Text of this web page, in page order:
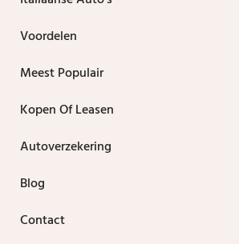
Voordelen
Meest Populair
Kopen Of Leasen
Autoverzekering
Blog
Contact